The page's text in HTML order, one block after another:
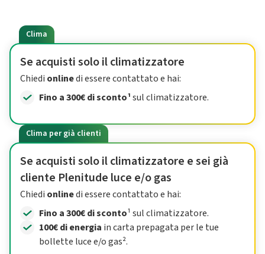
Clima
Se acquisti solo il climatizzatore
Chiedi onlinedi essere contattato e hai:
Fino a 300€ di sconto¹sul climatizzatore.
Clima per già clienti
Se acquisti solo il climatizzatore e sei già
cliente Plenitude luce e/o gas
Chiedi onlinedi essere contattato e hai:
Fino a 300€ di sconto¹ sul climatizzatore.
100€ di energia in carta prepagata per le tue
bollette luce e/o gas².